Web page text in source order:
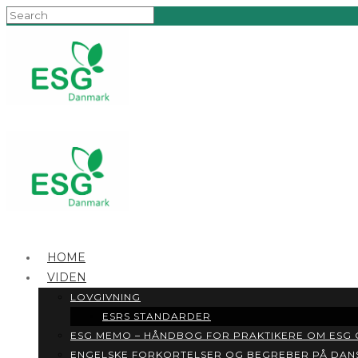
HOME
VIDEN
LOVGIVNING
ESRS STANDARDER
ESG MEMO – HÅNDBOG FOR PRAKTIKERE OM
ENGELSKE FORKORTELSER OG BEGREBER PÅ